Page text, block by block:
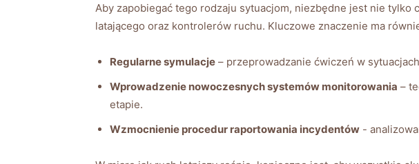
Aby zapobiegać tego rodzaju sytuacjom, niezbędne jest ‌nie
latającego ⁣oraz kontrolerów ruchu. Kluczowe znaczenie ma
Regularne symulacje – przeprowadzanie ćwiczeń ‌w
Wprowadzenie nowoczesnych ⁢systemów monitorowania –
etapie.
Wzmocnienie procedur raportowania‌ incydentów ⁢-